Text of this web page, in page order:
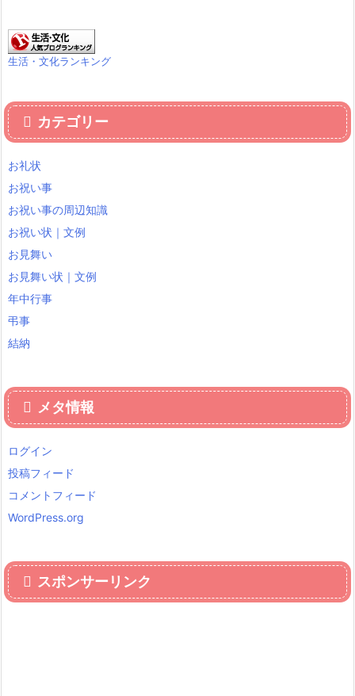
生活・文化ランキング
カテゴリー
お礼状
お祝い事
お祝い事の周辺知識
お祝い状｜文例
お見舞い
お見舞い状｜文例
年中行事
弔事
結納
メタ情報
ログイン
投稿フィード
コメントフィード
WordPress.org
スポンサーリンク